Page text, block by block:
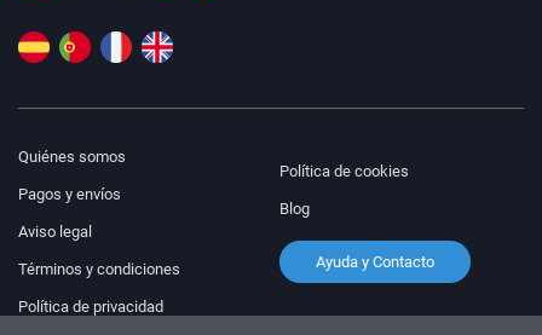
Quiénes somos
Pagos y envíos
Aviso legal
Términos y condiciones
Política de privacidad
Política de cookies
Blog
Ayuda y Contacto